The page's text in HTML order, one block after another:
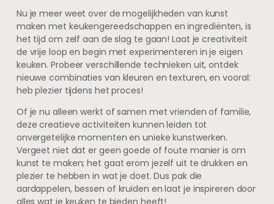
Nu je meer weet over de mogelijkheden van kunst
maken met keukengereedschappen en ingrediënten, is
het tijd om zelf aan de slag te gaan! Laat je creativiteit
de vrije loop en begin met experimenteren in je eigen
keuken. Probeer verschillende technieken uit, ontdek
nieuwe combinaties van kleuren en texturen, en vooral:
heb plezier tijdens het proces!
Of je nu alleen werkt of samen met vrienden of familie,
deze creatieve activiteiten kunnen leiden tot
onvergetelijke momenten en unieke kunstwerken.
Vergeet niet dat er geen goede of foute manier is om
kunst te maken; het gaat erom jezelf uit te drukken en
plezier te hebben in wat je doet. Dus pak die
aardappelen, bessen of kruiden en laat je inspireren door